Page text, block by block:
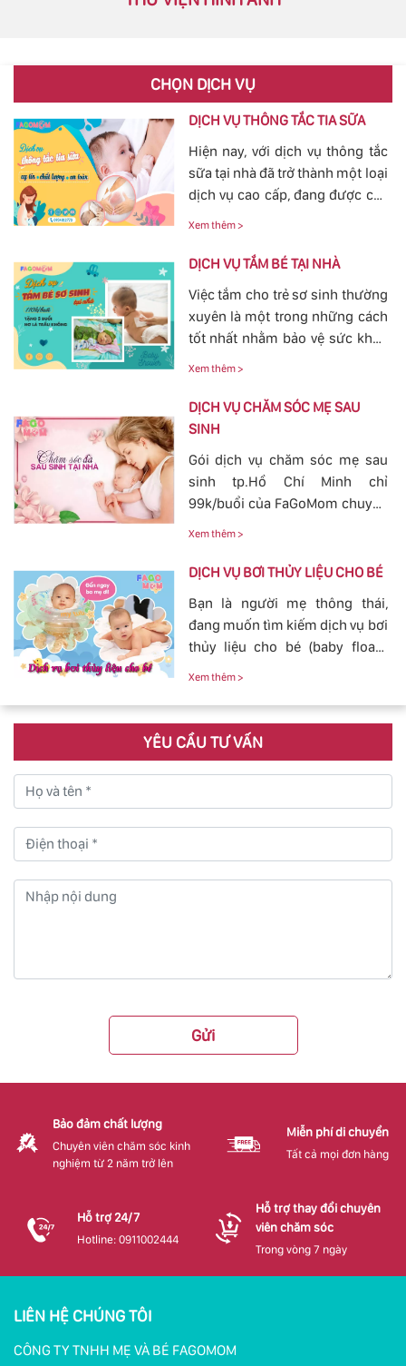
CHỌN DỊCH VỤ
DỊCH VỤ THÔNG TẮC TIA SỮA
Hiện nay, với dịch vụ thông tắc
sữa tại nhà đã trở thành một loại
dịch vụ cao cấp, đang được các
phổ biến. Với việc thông tắc tia
chóng thông tia sữa, giảm bớt
các cơn đau cương cứng tại
vùng bầu vú, đảm bảo cho
nguồn sữa về đều cho bé bú.
Xem thêm >
DỊCH VỤ TẮM BÉ TẠI NHÀ
Việc tắm cho trẻ sơ sinh thường
xuyên là một trong những cách
tốt nhất nhằm bảo vệ sức khỏe
Bởi vậy, nhu cầu tắm cho trẻ sơ
sinh ngày càn lớn, với dịch vụ
FaGoMom cung cấp tới các mẹ
không cần phải lo nghĩ về
chuyện massage và tắm cho
con yêu của mình.
Xem thêm >
DỊCH VỤ CHĂM SÓC MẸ SAU
SINH
Gói dịch vụ chăm sóc mẹ sau
sinh tp.Hồ Chí Minh chỉ
99k/buổi của FaGoMom chuyên
yên tâm cho mẹ và bé.
Xem thêm >
DỊCH VỤ BƠI THỦY LIỆU CHO BÉ
Bạn là người mẹ thông thái,
đang muốn tìm kiếm dịch vụ bơi
thủy liệu cho bé (baby fload)
Xem thêm >
YÊU CẦU TƯ VẤN
Gửi
Bảo đảm chất lượng
Chuyên viên chăm sóc kinh
nghiệm từ 2 năm trở lên
Miễn phí di chuyển
Tất cả mọi đơn hàng
Hỗ trợ 24/7
Hotline: 0911002444
Hỗ trợ thay đổi chuyên
viên chăm sóc
Trong vòng 7 ngày
LIÊN HỆ CHÚNG TÔI
CÔNG TY TNHH MẸ VÀ BÉ FAGOMOM